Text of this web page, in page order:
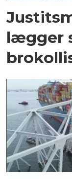
lægger